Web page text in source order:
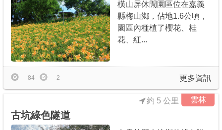
橫山屏休閒園區位在嘉義
縣梅山鄉，佔地1.6公頃，
園區內種植了櫻花、桂
花、紅...
更多資訊
84 2
雲林
古坑綠色隧道
約 5 公里